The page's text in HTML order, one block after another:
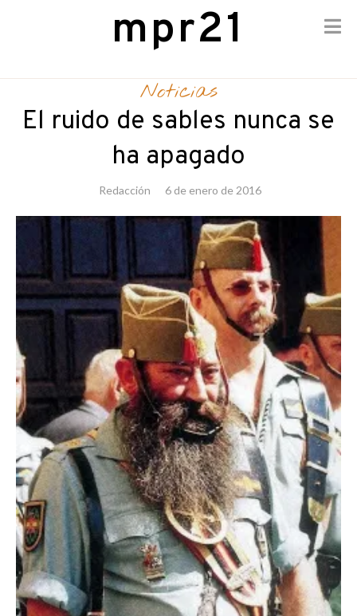
content
mpr21
Noticias
El ruido de sables nunca se
ha apagado
Redacción 6 de enero de 2016